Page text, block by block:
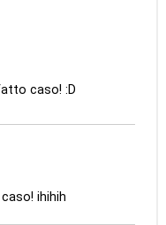
caso! :D
ihihih